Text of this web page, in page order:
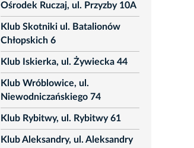
Ośrodek Ruczaj, ul. Przyzby 10A
Klub Skotniki ul. Batalionów
Chłopskich 6
Klub Iskierka, ul. Żywiecka 44
Klub Wróblowice, ul.
Niewodniczańskiego 74
Klub Rybitwy, ul. Rybitwy 61
Klub Aleksandry, ul. Aleksandry